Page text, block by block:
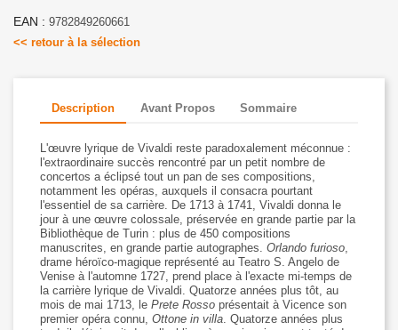
EAN : 9782849260661
<< retour à la sélection
Description Avant Propos Sommaire
L'œuvre lyrique de Vivaldi reste paradoxalement méconnue :
l'extraordinaire succès rencontré par un petit nombre de
concertos a éclipsé tout un pan de ses compositions,
notamment les opéras, auxquels il consacra pourtant
l'essentiel de sa carrière. De 1713 à 1741, Vivaldi donna le
jour à une œuvre colossale, préservée en grande partie par la
Bibliothèque de Turin : plus de 450 compositions
manuscrites, en grande partie autographes. Orlando furioso
drame héroïco-magique représenté au Teatro S. Angelo de
Venise à l'automne 1727, prend place à l'exacte mi-temps de
la carrière lyrique de Vivaldi. Quatorze années plus tôt, au
mois de mai 1713, le Prete Rosso présentait à Vicence son
premier opéra connu, Ottone in villa . Quatorze années plus